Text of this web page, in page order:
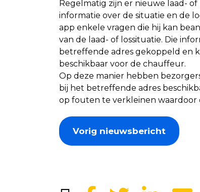
Regelmatig zijn er nieuwe laad-
informatie over de situatie en de
app enkele vragen die hij kan
van de laad- of lossituatie. Die
betreffende adres gekoppeld en
beschikbaar voor de chauffeur.
Op deze manier hebben
bij het betreffende adres
op fouten te verkleinen
Vorig nieuwsbericht